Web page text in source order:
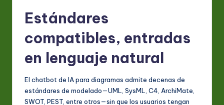
Estándares
compatibles, entradas
en lenguaje natural
El chatbot de IA para diagramas admite decenas de
estándares de modelado—UML, SysML, C4, ArchiMate,
SWOT, PEST, entre otros—sin que los usuarios tengan